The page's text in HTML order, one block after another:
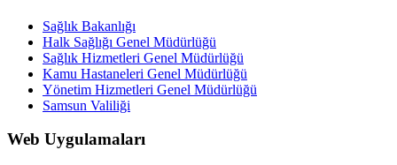
Sağlık Bakanlığı
Halk Sağlığı Genel Müdürlüğü
Sağlık Hizmetleri Genel Müdürlüğü
Kamu Hastaneleri Genel Müdürlüğü
Yönetim Hizmetleri Genel Müdürlüğü
Samsun Valiliği
Web Uygulamaları